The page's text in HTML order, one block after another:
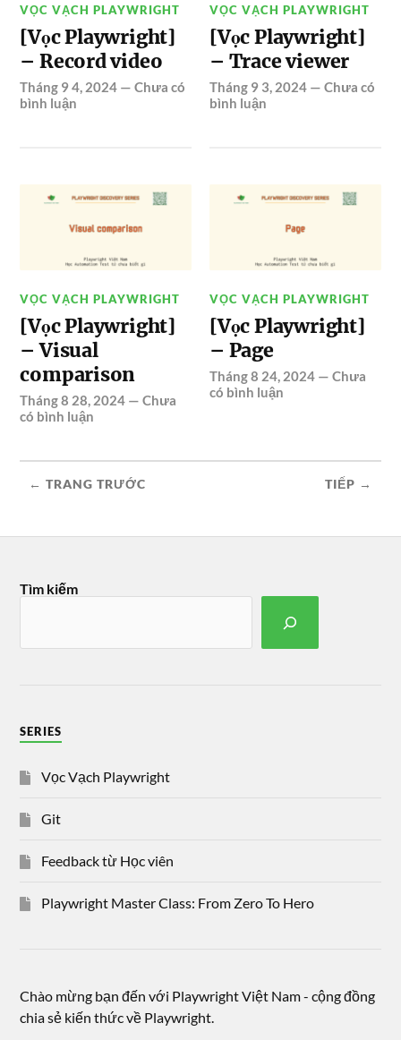
VỌC VẠCH PLAYWRIGHT
[Vọc Playwright]
– Record video
Tháng 9 4, 2024 —Chưa có
bình luận
VỌC VẠCH PLAYWRIGHT
[Vọc Playwright]
– Trace viewer
Tháng 9 3, 2024 —Chưa có
bình luận
VỌC VẠCH PLAYWRIGHT
[Vọc Playwright]
– Visual
comparison
Tháng 8 28, 2024 —Chưa
có bình luận
VỌC VẠCH PLAYWRIGHT
[Vọc Playwright]
– Page
Tháng 8 24, 2024 —Chưa
có bình luận
← TRANG TRƯỚC TIẾP →
Tìm kiếm
SERIES
Vọc Vạch Playwright
Git
Feedback từ Học viên
Playwright Master Class: From Zero To Hero
Chào mừng bạn đến với Playwright Việt Nam - cộng đồng
chia sẻ kiến thức về Playwright.